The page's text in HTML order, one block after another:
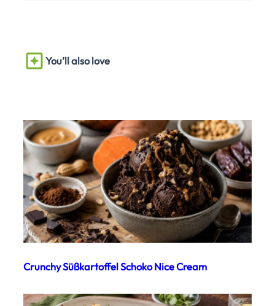
You’ll also love
Crunchy Süßkartoffel Schoko Nice Cream